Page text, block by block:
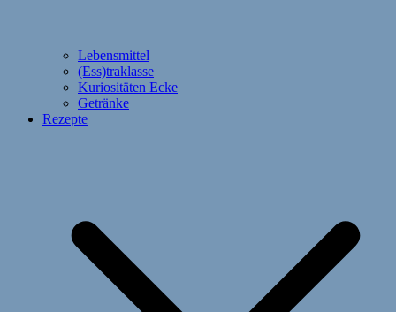
Lebensmittel
(Ess)traklasse
Kuriositäten Ecke
Getränke
Rezepte